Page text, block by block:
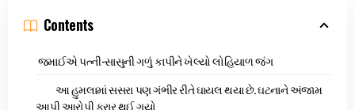
Contents
જમાઈએ પત્ની-સાસુની ગળું કાપીને ખેલ્યો લોહિયાળ જંગ
આ હુમલામાં સસરા પણ ગંભીર રીતે ઘાયલ થયા છે. ઘટનાને અંજામ
આપી આરોપી ફરાર થઈ ગયો